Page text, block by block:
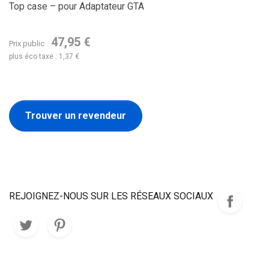
Top case – pour Adaptateur GTA
Prix public 47,95 €
plus éco taxe : 1,37 €
Trouver un revendeur
REJOIGNEZ-NOUS SUR LES RÉSEAUX SOCIAUX